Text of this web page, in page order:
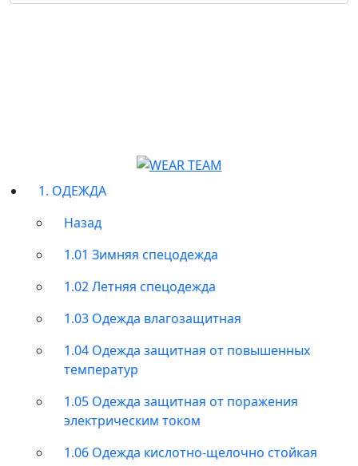
1. ОДЕЖДА
Назад
1.01 Зимняя спецодежда
1.02 Летняя спецодежда
1.03 Одежда влагозащитная
1.04 Одежда защитная от повышенных
температур
1.05 Одежда защитная от поражения
электрическим током
1.06 Одежда кислотно-щелочно стойкая